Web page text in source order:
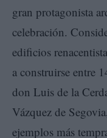
gran protagonista
celebración.
edificios
a construirse entre
don Luis de la
Vázquez de
ejemplos más